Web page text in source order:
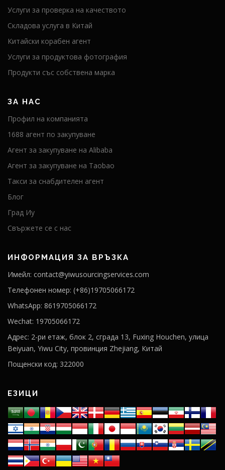
Услуги за проверка на качеството
Складова услуга в Китай
Китайски корабен агент
Услуги за продуктова фотография
Продукти със собствена марка
ЗА НАС
Профил на компанията
1688 агент по закупуване
Агент за закупуване на Alibaba
Агент за закупуване на Taobao
Такси за снабдителен агент
Блог
Град Иу
Свържете се с нас
ИНФОРМАЦИЯ ЗА ВРЪЗКА
Имейл: contact@yiwusourcingservices.com
Телефонен номер: (+86)19705066172
WhatsApp: 8619705066172
Wechat: 19705066172
Адрес: 2-ри етаж, блок 2, сграда 13, Fuxing Houchen, улица
Beiyuan, Yiwu City, провинция Zhejiang, Китай
Пощенски код: 322000
ЕЗИЦИ